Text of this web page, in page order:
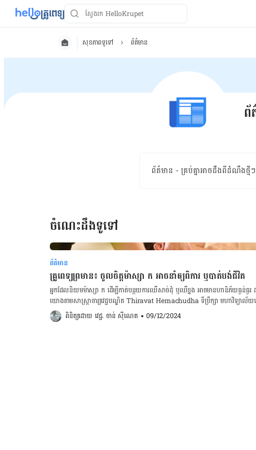
សុខភាពទូទៅ ព័ត៌មាន
ព័
ព័ត៌មាន - គ្រប់គ្នា​អាច​ដឹង​ពី​ដំណឹង​ថ្មីៗ​
ចំណេះដឹងទូទៅ
ព័ត៌មាន
គ្រូពេទ្យព្រមាន៖ ចូលចិត្តម៉ាស្សា ក អាចនាំឲ្យពិការ ឬបាត់បង់ជីវិត
អ្នក​ដែល​និយម​ម៉ាស្សា ក ដើម្បី​កាត់បន្ថយ​ការ​ឈឺ​សាច់ដុំ ឬ​ឈឺ​ខ្នង អាច​មាន​ហានិភ័យ​ធ្ងន់ធ្ងរ​
យោង​តាម​សាស្រ្តាចារ្យ​វេជ្ជបណ្ឌិត Thiravat Hemachudha ទីប្រឹក្សា មហាវិទ្យាល័យ​វ
វិទ្យាល័យ Rangsit។ ការ​ព្រមាន​នេះ​ដែរ ជា​ការ​ឆ្លើយ​តប​ទៅ​នឹង​មរណភាព​របស់​តារា​ចម្រៀង​ថៃ​ម្នាក់​ ឈ្មោះ Chayada
Praohom ដែល​​រងគ្រោះ​ថ្នាក់ពិការ​អវៈយវៈ និង​ត្រូវ​គេង​លើ​គ្រែ​រហូត​ ក្រោយ​ពី​ទទួល​ការ​ម៉ា
ពិនិត្យដោយ វេជ្ជ. ចាន់ ស៊ីណេត • 09/12/2024